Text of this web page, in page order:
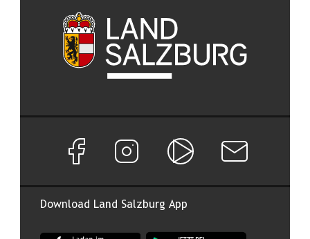
Download Land Salzburg App
App Land Salzburg im Apple App Store
App Land Salzburg im
Facebook Seite von Land Salzburg
Instagram Seite von Land Salzburg
Salzburg ONNewsletter